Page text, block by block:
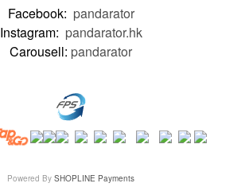
Facebook: pandarator
Instagram: pandarator.hk
Carousell: pandarator
Powered By SHOPLINE Payments